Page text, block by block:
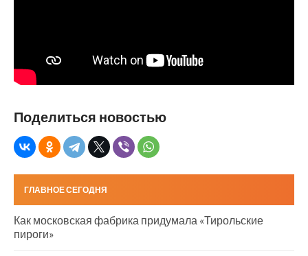
Поделиться новостью
ГЛАВНОЕ СЕГОДНЯ
Как московская фабрика придумала «Тирольские
пироги»